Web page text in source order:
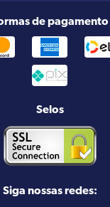
de pagamento
Selos
Siga nossas redes: